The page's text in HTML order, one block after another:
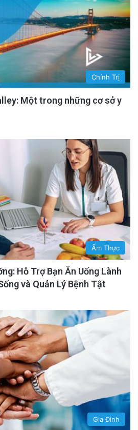
Chính Trị
Một trong những cơ sở y
Ẩm Thực
Hỗ Trợ Bạn Ăn Uống Lành
và Quản Lý Bệnh Tật
Gia Đình